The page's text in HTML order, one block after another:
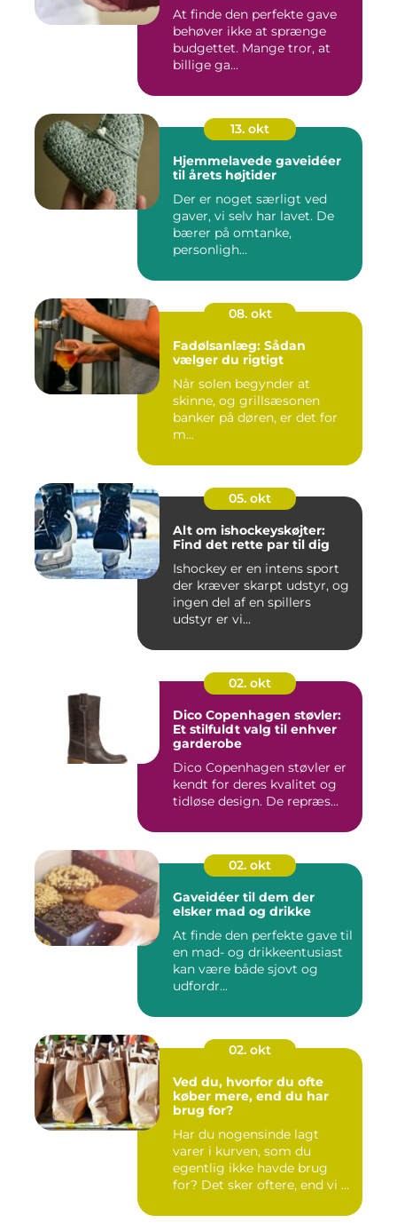
At finde den perfekte gave
behøver ikke at sprænge
budgettet. Mange tror, at
billige ga...
13. okt
Hjemmelavede gaveidéer
til årets højtider
Der er noget særligt ved
gaver, vi selv har lavet. De
bærer på omtanke,
personligh...
08. okt
Fadølsanlæg: Sådan
vælger du rigtigt
Når solen begynder at
skinne, og grillsæsonen
banker på døren, er det for
m...
05. okt
Alt om ishockeyskøjter:
Find det rette par til dig
Ishockey er en intens sport
der kræver skarpt udstyr, og
ingen del af en spillers
udstyr er vi...
02. okt
Dico Copenhagen støvler:
Et stilfuldt valg til enhver
garderobe
Dico Copenhagen støvler er
kendt for deres kvalitet og
tidløse design. De repræs...
02. okt
Gaveidéer til dem der
elsker mad og drikke
At finde den perfekte gave til
en mad- og drikkeentusiast
kan være både sjovt og
udfordr...
02. okt
Ved du, hvorfor du ofte
køber mere, end du har
brug for?
Har du nogensinde lagt
varer i kurven, som du
egentlig ikke havde brug
for? Det sker oftere, end vi ...